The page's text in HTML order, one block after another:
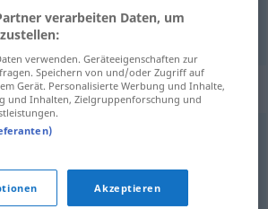
für "torrar"
verarbeiten Daten, um
verwenden. Geräteeigenschaften zur
Speichern von und/oder Zugriff auf
Gerät. Personalisierte Werbung und Inhalte,
und Inhalten, Zielgruppenforschung und
Akzeptieren